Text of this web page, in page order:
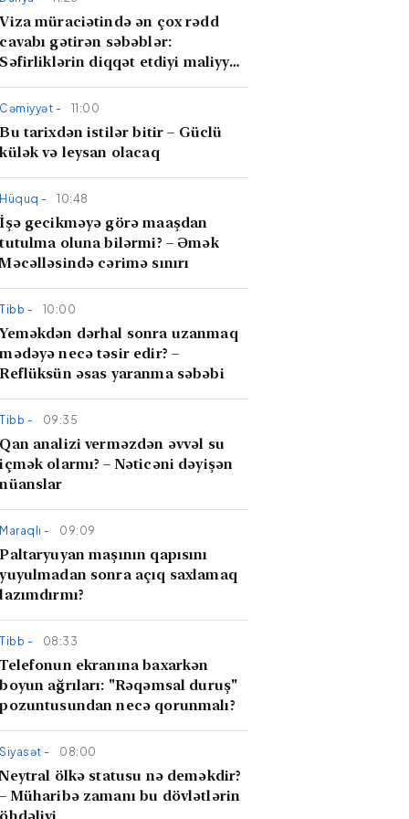
Viza müraciətində ən çox rədd
cavabı gətirən səbəblər:
Səfirliklərin diqqət etdiyi maliyyə
Cəmiyyət - 11:00
Bu tarixdən istilər bitir – Güclü
külək və leysan olacaq
Hüquq - 10:48
İşə gecikməyə görə maaşdan
tutulma oluna bilərmi? – Əmək
Məcəlləsində cərimə sınırı
Tibb - 10:00
Yeməkdən dərhal sonra uzanmaq
mədəyə necə təsir edir? –
Reflüksün əsas yaranma səbəbi
Tibb - 09:35
Qan analizi verməzdən əvvəl su
içmək olarmı? – Nəticəni dəyişən
nüanslar
Maraqlı - 09:09
Paltaryuyan maşının qapısını
yuyulmadan sonra açıq saxlamaq
lazımdırmı?
Tibb - 08:33
Telefonun ekranına baxarkən
boyun ağrıları: "Rəqəmsal duruş"
pozuntusundan necə qorunmalı?
Siyasət - 08:00
Neytral ölkə statusu nə deməkdir?
– Müharibə zamanı bu dövlətlərin